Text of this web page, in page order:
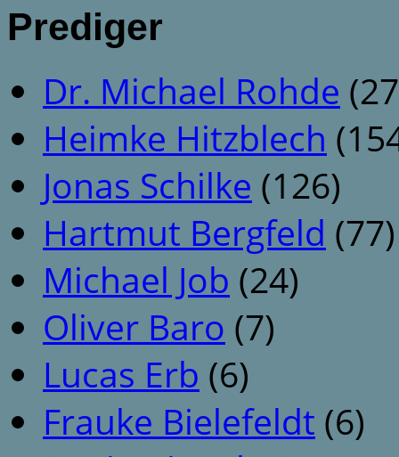
Prediger
Dr. Michael Rohde
Heimke Hitzblech
Jonas Schilke (126)
Hartmut Bergfeld (77)
Michael Job (24)
Oliver Baro (7)
Lucas Erb (6)
Frauke Bielefeldt (6)